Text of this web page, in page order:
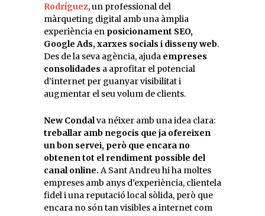
Rodríguez, un professional del
màrqueting digital amb una àmplia
experiència en posicionament SEO,
Google Ads, xarxes socials i disseny web.
Des de la seva agència, ajuda empreses
consolidades a aprofitar el potencial
d’internet per guanyar visibilitat i
augmentar el seu volum de clients.
New Condalva néixer amb una idea clara:
treballar amb negocis que ja ofereixen
un bon servei, però que encara no
obtenen tot el rendiment possible del
canal online. A Sant Andreu hi ha moltes
empreses amb anys d’experiència, clientela
fidel i una reputació local sòlida, però que
encara no són tan visibles a internet com